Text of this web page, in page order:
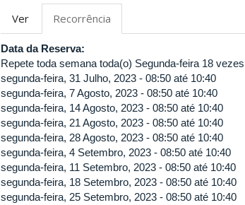
Abas
primárias
Ver Recorrência
ativa)
Data da Reserva:
Repete toda semana toda(o) Segunda-feira 18
segunda-feira, 31 Julho, 2023 - 08:50 até 10:40
segunda-feira, 7 Agosto, 2023 - 08:50 até 10:40
segunda-feira, 14 Agosto, 2023 - 08:50 até 10:40
segunda-feira, 21 Agosto, 2023 - 08:50 até 10:40
segunda-feira, 28 Agosto, 2023 - 08:50 até 10:40
segunda-feira, 4 Setembro, 2023 - 08:50 até 10:40
segunda-feira, 11 Setembro, 2023 - 08:50 até 10:40
segunda-feira, 18 Setembro, 2023 - 08:50 até 10:40
segunda-feira, 25 Setembro, 2023 - 08:50 até 10:40